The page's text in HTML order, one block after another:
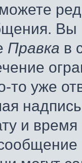
Вы
Правка в
то уже
и